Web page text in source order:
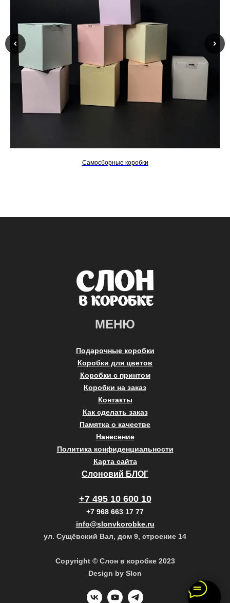
Самосборные коробки
МЕНЮ
Подарочные коробки
Коробки для цветов
Коробки с принтом
Коробки на заказ
Контакты
Как сделать заказ
Памятка о качестве
Нанесение
Политика конфиденциальности
Карта сайта
Слоновий БЛОГ
+7 495 10 600 10
+7 968 663 17 77
info@slonvkorobke.ru
ул. Сущёвский Вал, дом 9, строение 14
Copyright © Слон в коробке 2023
Design by Slon